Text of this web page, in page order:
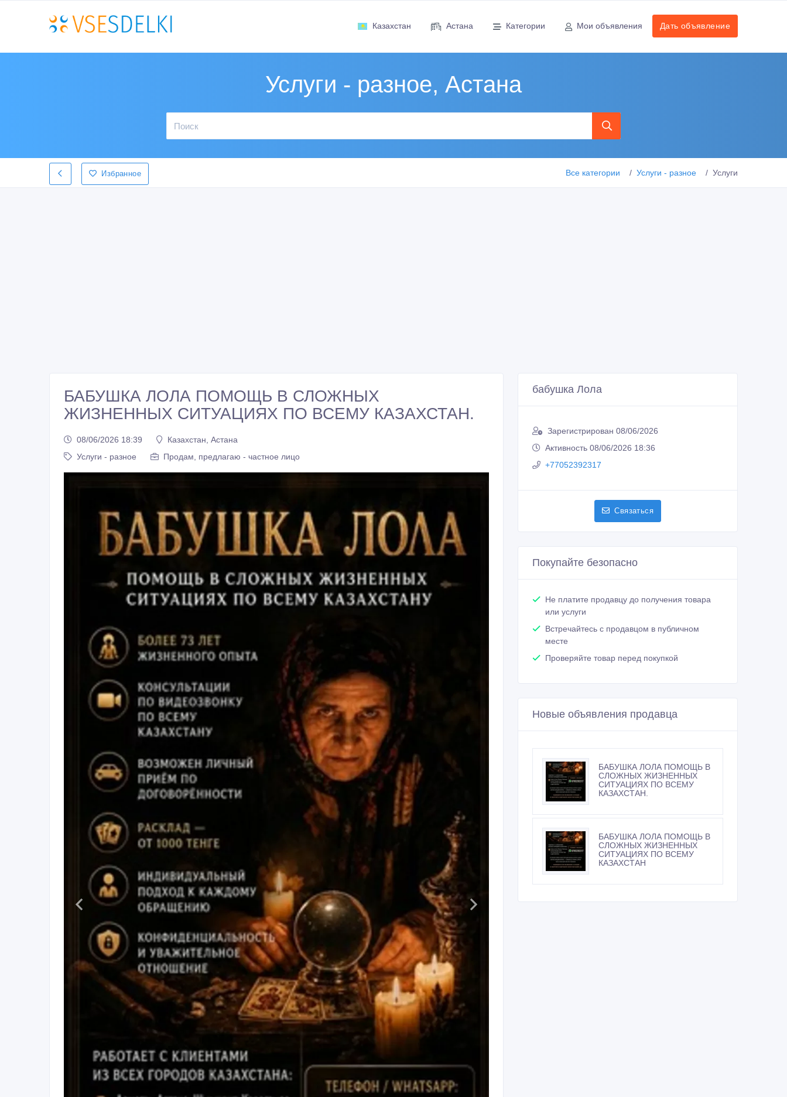
Казахстан Астана Категории Мои объявления Дать объявление
Услуги - разное, Астана
Избранное Все категории Услуги - разное Услуги
БАБУШКА ЛОЛА ПОМОЩЬ В СЛОЖНЫХ
ЖИЗНЕННЫХ СИТУАЦИЯХ ПО ВСЕМУ КАЗАХСТАН.
08/06/2026 18:39
Казахстан, Астана
Услуги - разное
Продам, предлагаю - частное лицо
бабушка Лола
Зарегистрирован 08/06/2026
Активность 08/06/2026 18:36
+77052392317
Связаться
Покупайте безопасно
Не платите продавцу до получения товара
или услуги
Встречайтесь с продавцом в публичном
месте
Проверяйте товар перед покупкой
Новые объявления продавца
БАБУШКА ЛОЛА ПОМОЩЬ В
СЛОЖНЫХ ЖИЗНЕННЫХ
СИТУАЦИЯХ ПО ВСЕМУ
КАЗАХСТАН.
БАБУШКА ЛОЛА ПОМОЩЬ В
СЛОЖНЫХ ЖИЗНЕННЫХ
СИТУАЦИЯХ ПО ВСЕМУ
КАЗАХСТАН